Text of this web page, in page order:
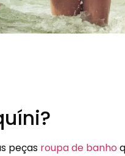
peças roupa de banho